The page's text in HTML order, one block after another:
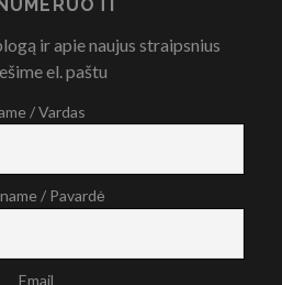
ir apie naujus straipsnius
el. paštu
/ Vardas
/ Pavardė
Email